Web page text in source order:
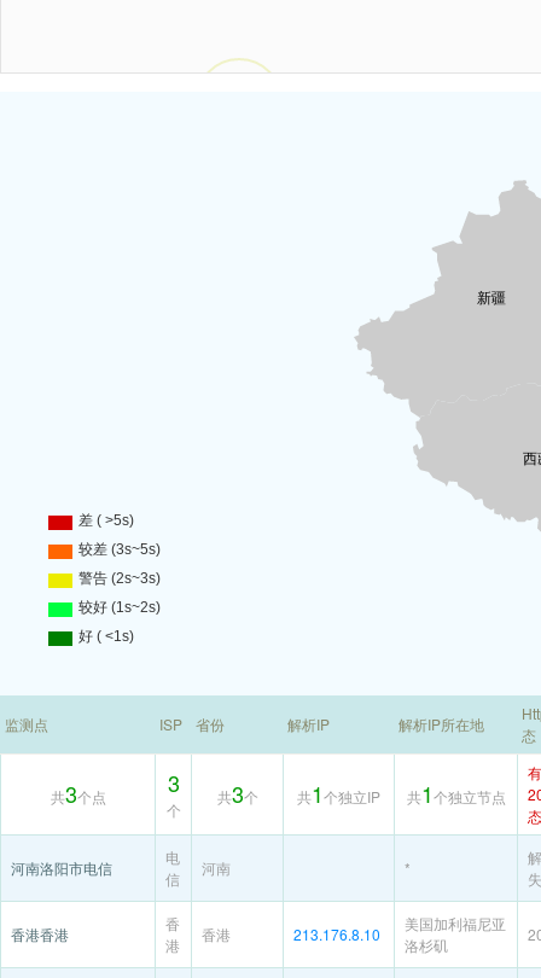
监测点 ISP 省份 解析IP 解析IP所在地
态
共3个点 3
个
共3个 共1个独立IP 共1个独立节点
态
河南洛阳市电信
电
信
河南 *
香港香港
香
港
香港 213.176.8.10
美国加利福尼亚
洛杉矶